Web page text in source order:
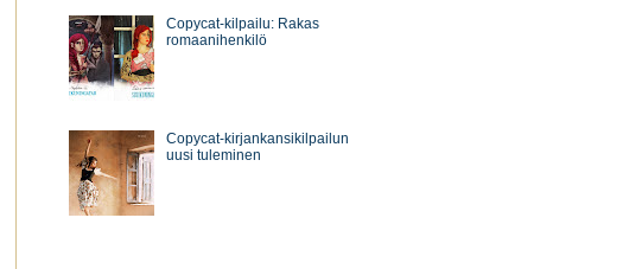
Copycat-kilpailu: Rakas
romaanihenkilö
Copycat-kirjankansikilpailun
uusi tuleminen